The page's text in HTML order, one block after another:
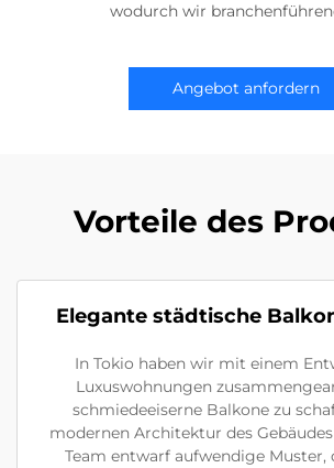
wodurch wir
Angebot anfordern
Vorteile des
Elegante städtische
In Tokio haben wir mit einem
Luxuswohnungen
schmiedeeiserne Balkone zu
modernen Architektur des Gebäudes
Team entwarf aufwendige Muster,